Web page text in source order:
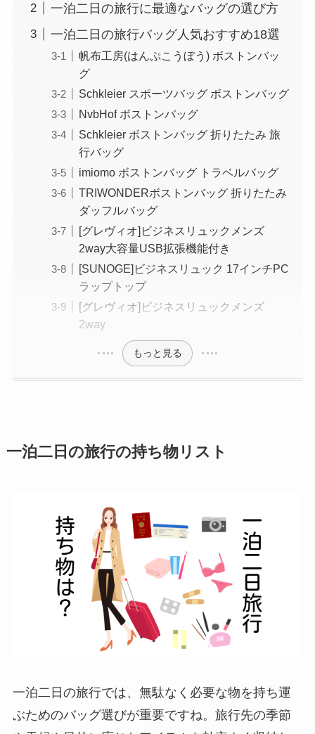
一泊二日の旅行に最適なバッグの選び方
一泊二日の旅行バッグ人気おすすめ18選
帆布工房(はんぷこうぼう) ボストンバッ
グ
Schkleier スポーツバッグ ボストンバッグ
NvbHof ボストンバッグ
Schkleier ボストンバッグ 折りたたみ 旅
行バッグ
imiomo ボストンバッグ トラベルバッグ
TRIWONDERボストンバッグ 折りたたみ
ダッフルバッグ
[グレヴィオ]ビジネスリュックメンズ
2way大容量USB拡張機能付き
[SUNOGE]ビジネスリュック 17インチPC
ラップトップ
[グレヴィオ]ビジネスリュックメンズ
2way
もっと見る
一泊二日の旅行の持ち物リスト
一泊二日の旅行では、無駄なく必要な物を持ち運
ぶためのバッグ選びが重要ですね。旅行先の季節